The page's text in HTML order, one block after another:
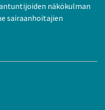
näkökulman
sairaanhoitajien